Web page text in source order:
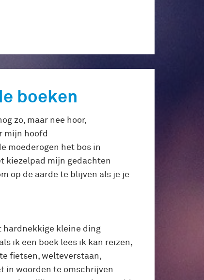
boeken
zo, maar nee hoor,
mijn hoofd
moederogen het bos in
kiezelpad mijn gedachten
op de aarde te blijven als je je
hardnekkige kleine ding
ik een boek lees ik kan reizen,
fietsen, welteverstaan,
in woorden te omschrijven